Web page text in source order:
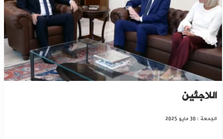
مباحثات أممية لبنانية حول الحدود مع سوريا وعودة
اللاجئين
الجمعة : 30 مايو 2025